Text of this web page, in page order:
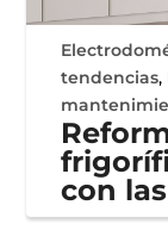
tendencias,
con